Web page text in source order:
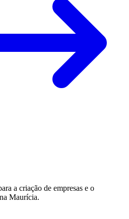
a criação de empresas e o
Maurícia.